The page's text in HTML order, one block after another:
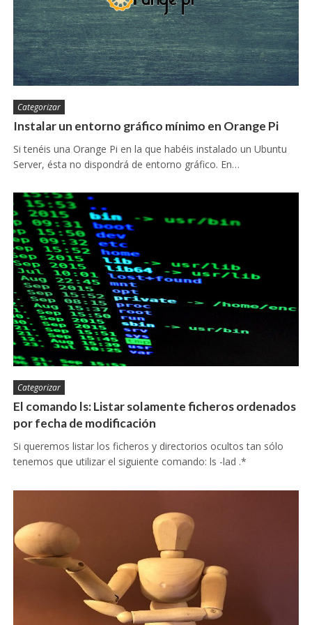
Categorizar
Instalar un entorno gráfico mínimo en Orange Pi
Si tenéis una Orange Pi en la que habéis instalado un Ubuntu
Server, ésta no dispondrá de entorno gráfico. En…
Categorizar
El comando ls: Listar solamente ficheros ordenados
por fecha de modificación
Si queremos listar los ficheros y directorios ocultos tan sólo
tenemos que utilizar el siguiente comando: ls -lad .*